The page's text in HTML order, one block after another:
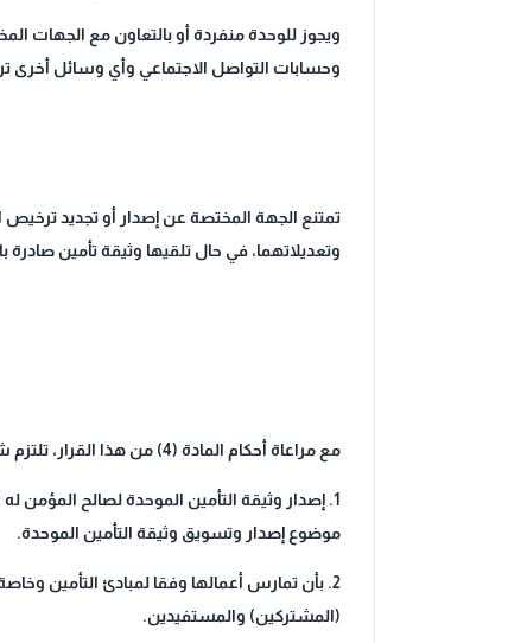
ويجوز للوحدة منفردة أو بالتعاون مع الجهات
وحسابات التواصل الاجتماعي وأي وسائل أخرى
وتعديلاتهما، في حال تلقيها وثيقة تأمين صادرة
مع مراعاة أحكام المادة (4) من هذا القرار، تلتزم شركة التأمين المؤهلة بالتالي:
1. إصدار وثيقة التأمين الموحدة لصالح
موضوع إصدار وتسويق وثيقة التأمين الموحدة.
2. بأن تمارس أعمالها وفقا لمبادئ التأمين
(المشتركين) والمستفيدين.